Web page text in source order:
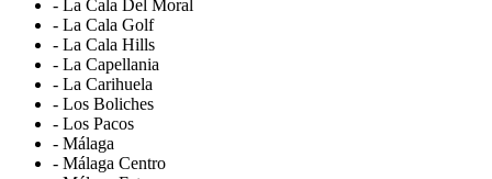
- La Cala Del Moral
- La Cala Golf
- La Cala Hills
- La Capellania
- La Carihuela
- Los Boliches
- Los Pacos
- Málaga
- Málaga Centro